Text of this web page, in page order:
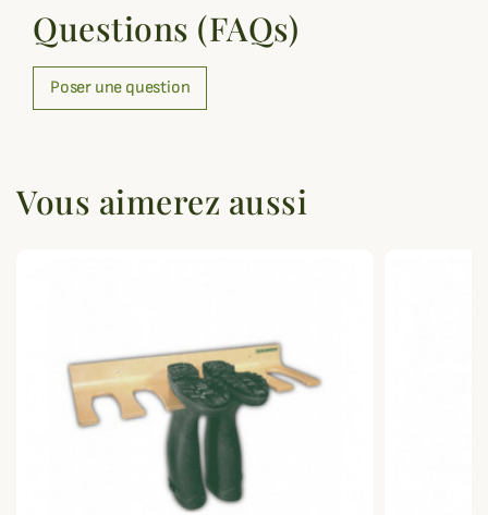
Questions (FAQs)
Poser une question
Vous aimerez aussi